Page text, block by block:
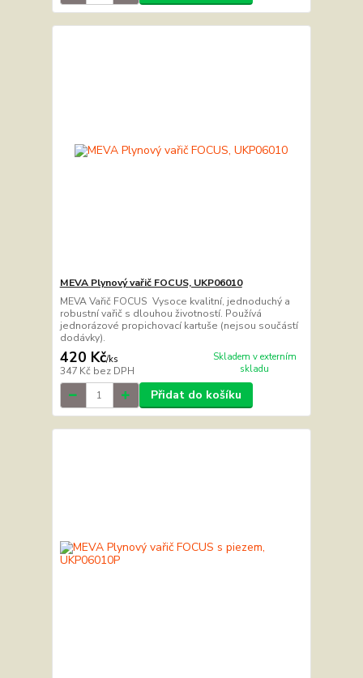
MEVA Plynový vařič FOCUS, UKP06010
MEVA Vařič FOCUS Vysoce kvalitní, jednoduchý a
robustní vařič s dlouhou životností. Používá
jednorázové propichovací kartuše (nejsou součástí
dodávky).
420 Kč/ks
347 Kč bez DPH
Skladem v externím
skladu
Přidat do košíku